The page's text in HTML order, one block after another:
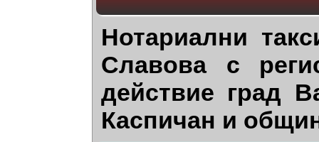
Нотариални
Славова с
действие град
Каспичан и